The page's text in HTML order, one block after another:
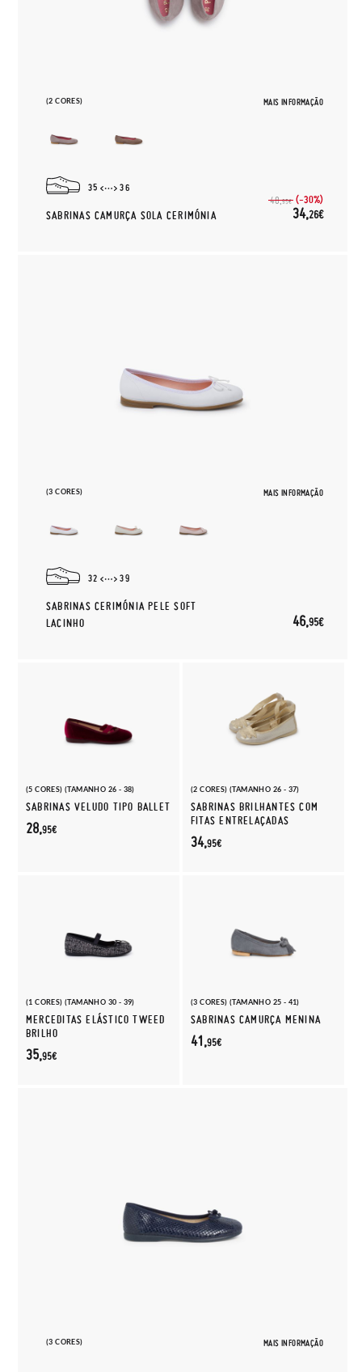
(2 CORES) MAIS INFORMAÇÃO
35 36
SABRINAS CAMURÇA SOLA CERIMÓNIA
48,95€ (-30%)
34,26€
(3 CORES) MAIS INFORMAÇÃO
32 39
SABRINAS CERIMÓNIA PELE SOFT
LACINHO
46,95€
(5 CORES) (TAMANHO 26 - 38)
SABRINAS VELUDO TIPO BALLET
28,95€
(2 CORES) (TAMANHO 26 - 37)
SABRINAS BRILHANTES COM
FITAS ENTRELAÇADAS
34,95€
(1 CORES) (TAMANHO 30 - 39)
MERCEDITAS ELÁSTICO TWEED
BRILHO
35,95€
(3 CORES) (TAMANHO 25 - 41)
SABRINAS CAMURÇA MENINA
41,95€
(3 CORES) MAIS INFORMAÇÃO